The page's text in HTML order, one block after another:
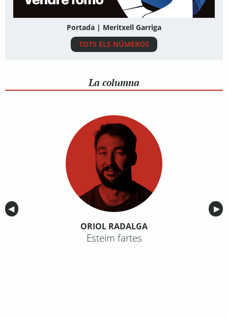
Portada | Meritxell Garriga
TOTS ELS NÚMEROS
La columna
Anterior
◀︎ ▶︎
ORIOL RADALGA
Esteim fartes